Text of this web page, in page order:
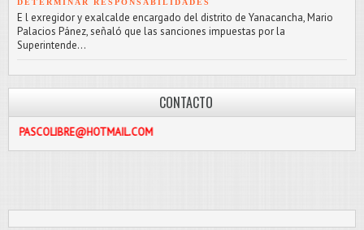
DETERMINAR RESPONSABILIDADES
E l exregidor y exalcalde encargado del distrito de Yanacancha, Mario
Palacios Pánez, señaló que las sanciones impuestas por la
Superintende...
CONTACTO